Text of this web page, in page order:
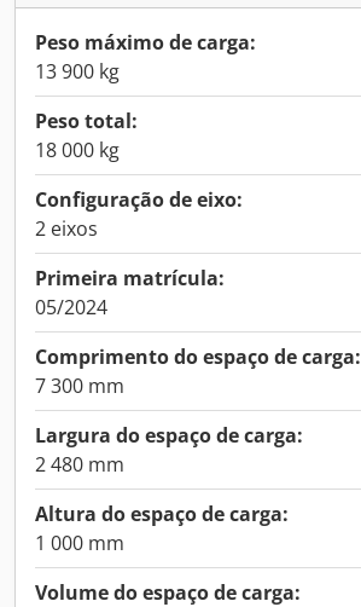
Peso máximo de carga:
13 900 kg
Peso total:
18 000 kg
Configuração de eixo:
2 eixos
Primeira matrícula:
05/2024
Comprimento do espaço de carga:
7 300 mm
Largura do espaço de carga:
2 480 mm
Altura do espaço de carga:
1 000 mm
Volume do espaço de carga: